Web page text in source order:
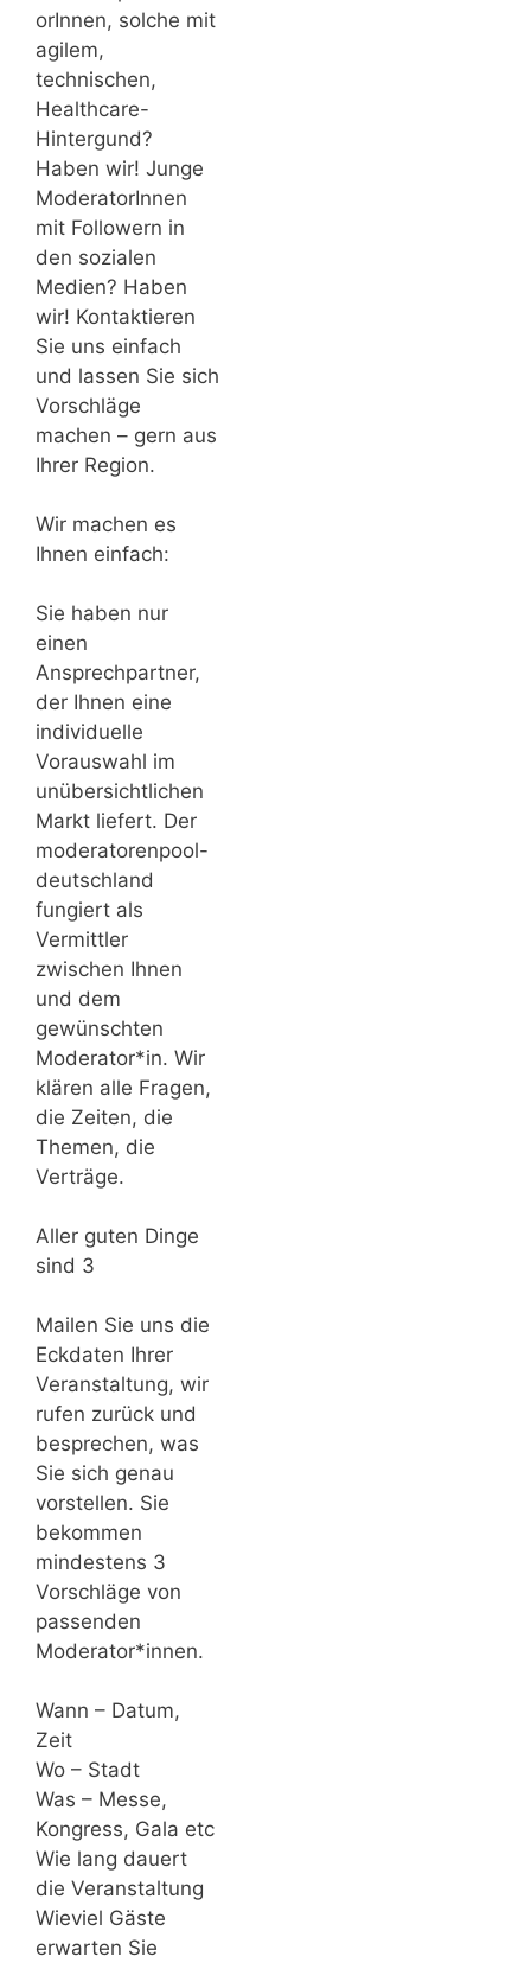
orInnen, solche mit
agilem,
technischen,
Healthcare-
Hintergund?
Haben wir! Junge
ModeratorInnen
mit Followern in
den sozialen
Medien? Haben
wir! Kontaktieren
Sie uns einfach
und lassen Sie sich
Vorschläge
machen – gern aus
Ihrer Region.
Wir machen es
Ihnen einfach:
Sie haben nur
einen
Ansprechpartner,
der Ihnen eine
individuelle
Vorauswahl im
unübersichtlichen
Markt liefert. Der
moderatorenpool-
deutschland
fungiert als
Vermittler
zwischen Ihnen
und dem
gewünschten
Moderator*in. Wir
klären alle Fragen,
die Zeiten, die
Themen, die
Verträge.
Aller guten Dinge
sind 3
Mailen Sie uns die
Eckdaten Ihrer
Veranstaltung, wir
rufen zurück und
besprechen, was
Sie sich genau
vorstellen. Sie
bekommen
mindestens 3
Vorschläge von
passenden
Moderator*innen.
Wann – Datum,
Zeit
Wo – Stadt
Was – Messe,
Kongress, Gala etc
Wie lang dauert
die Veranstaltung
Wieviel Gäste
erwarten Sie